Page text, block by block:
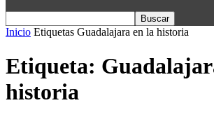
Inicio Etiquetas Guadalajara en la historia
Etiqueta:
historia